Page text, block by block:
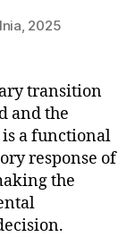
2025
transition
and the
a functional
response of
the